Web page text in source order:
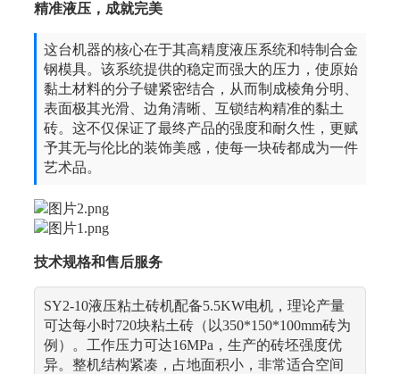
精准液压，成就完美
这台机器的核心在于其高精度液压系统和特制合金
钢模具。该系统提供的稳定而强大的压力，使原始
黏土材料的分子键紧密结合，从而制成棱角分明、
表面极其光滑、边角清晰、互锁结构精准的黏土
砖。这不仅保证了最终产品的强度和耐久性，更赋
予其无与伦比的装饰美感，使每一块砖都成为一件
艺术品。
技术规格和售后服务
SY2-10液压粘土砖机配备5.5KW电机，理论产量
可达每小时720块粘土砖（以350*150*100mm砖为
例）。工作压力可达16MPa，生产的砖坯强度优
异。整机结构紧凑，占地面积小，非常适合空间